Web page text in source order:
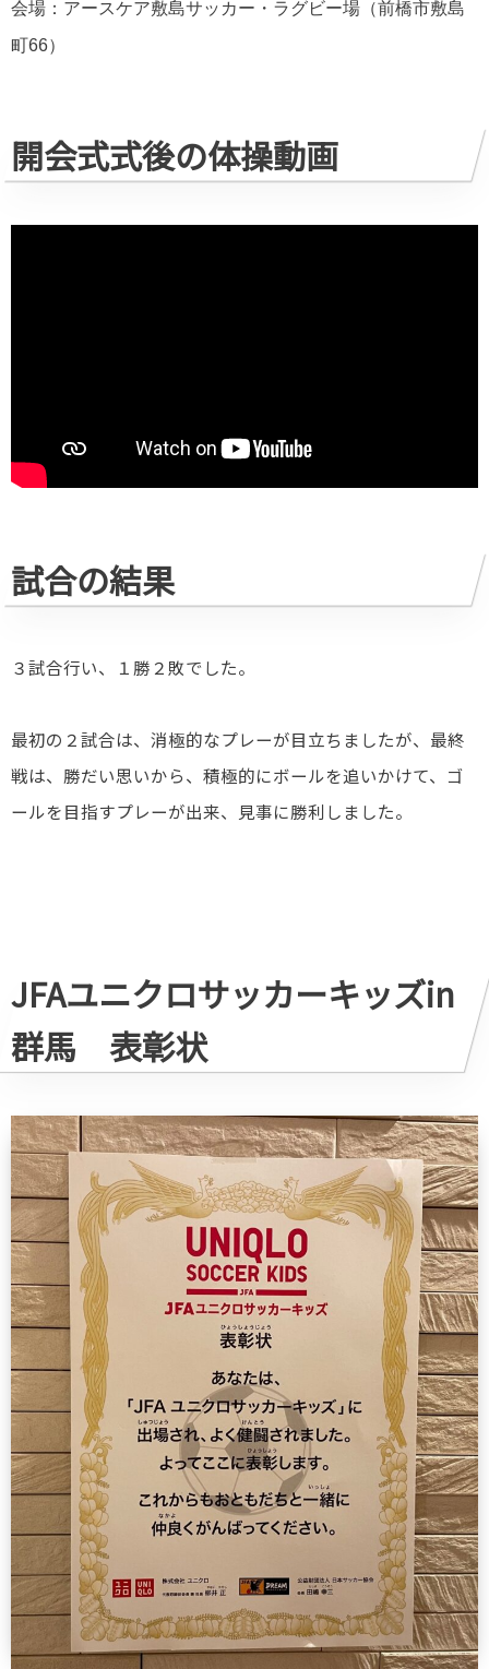
会場：アースケア敷島サッカー・ラグビー場（前橋市敷島
町66）
開会式式後の体操動画
試合の結果
３試合行い、１勝２敗でした。
最初の２試合は、消極的なプレーが目立ちましたが、最終
戦は、勝だい思いから、積極的にボールを追いかけて、ゴ
ールを目指すプレーが出来、見事に勝利しました。
JFAユニクロサッカーキッズin
群馬 表彰状